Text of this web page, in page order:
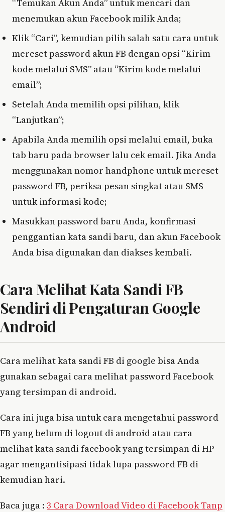
“Temukan Akun Anda” untuk mencari dan
menemukan akun Facebook milik Anda;
Klik “Cari”, kemudian pilih salah satu cara untuk
mereset password akun FB dengan opsi “Kirim
kode melalui SMS” atau “Kirim kode melalui
email”;
Setelah Anda memilih opsi pilihan, klik
“Lanjutkan”;
Apabila Anda memilih opsi melalui email, buka
tab baru pada browser lalu cek email. Jika Anda
menggunakan nomor handphone untuk mereset
password FB, periksa pesan singkat atau SMS
untuk informasi kode;
Masukkan password baru Anda, konfirmasi
penggantian kata sandi baru, dan akun Facebook
Anda bisa digunakan dan diakses kembali.
Cara Melihat Kata Sandi FB
Sendiri di Pengaturan Google
Android
Cara melihat kata sandi FB di google bisa Anda
gunakan sebagai cara melihat password Facebook
yang tersimpan di android.
Cara ini juga bisa untuk cara mengetahui password
FB yang belum di logout di android atau cara
melihat kata sandi facebook yang tersimpan di HP
agar mengantisipasi tidak lupa password FB di
kemudian hari.
Baca juga : 3 Cara Download Video di Facebook Tanp